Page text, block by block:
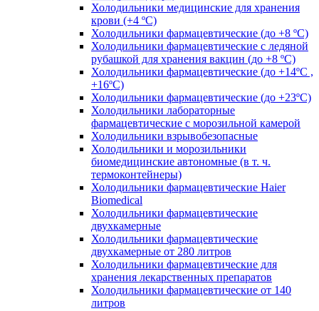
Холодильники медицинские для хранения
крови (+4 ºС)
Холодильники фармацевтические (до +8 ºС)
Холодильники фармацевтические с ледяной
рубашкой для хранения вакцин (до +8 ºС)
Холодильники фармацевтические (до +14ºС ,
+16ºС)
Холодильники фармацевтические (до +23ºС)
Холодильники лабораторные
фармацевтические с морозильной камерой
Холодильники взрывобезопасные
Холодильники и морозильники
биомедицинские автономные (в т. ч.
термоконтейнеры)
Холодильники фармацевтические Haier
Biomedical
Холодильники фармацевтические
двухкамерные
Холодильники фармацевтические
двухкамерные от 280 литров
Холодильники фармацевтические для
хранения лекарственных препаратов
Холодильники фармацевтические от 140
литров